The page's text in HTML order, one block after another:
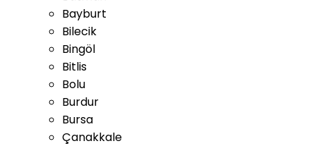
Bayburt
Bilecik
Bingöl
Bitlis
Bolu
Burdur
Bursa
Çanakkale